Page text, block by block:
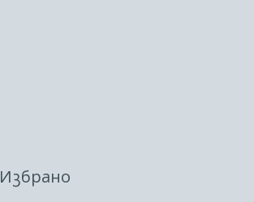
Избрано